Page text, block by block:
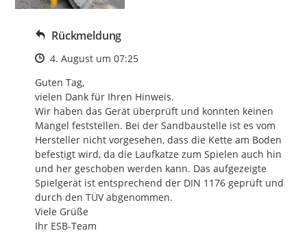
Rückmeldung
Zeitpunkt des Erstellens
4. August um 07:25
Guten Tag,
vielen Dank für Ihren Hinweis.
Wir haben das Gerät überprüft und konnten keinen
Mangel feststellen. Bei der Sandbaustelle ist es vom
Hersteller nicht vorgesehen, dass die Kette am Boden
befestigt wird, da die Laufkatze zum Spielen auch hin
und her geschoben werden kann. Das aufgezeigte
Spielgerät ist entsprechend der DIN 1176 geprüft und
durch den TÜV abgenommen.
Viele Grüße
Ihr ESB-Team